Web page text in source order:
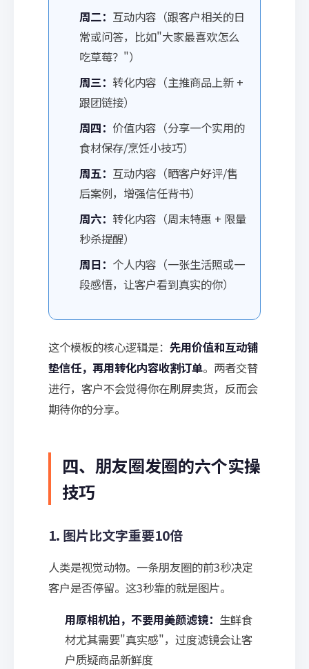
周二： 互动内容（跟客户相关的日
常或问答，比如"大家最喜欢怎么
吃草莓？"）
周三： 转化内容（主推商品上新 +
跟团链接）
周四： 价值内容（分享一个实用的
食材保存/烹饪小技巧）
周五： 互动内容（晒客户好评/售
后案例，增强信任背书）
周六： 转化内容（周末特惠 + 限量
秒杀提醒）
周日： 个人内容（一张生活照或一
段感悟，让客户看到真实的你）
这个模板的核心逻辑是： 先用价值和互动铺
垫信任，再用转化内容收割订单。两者交替
进行，客户不会觉得你在刷屏卖货，反而会
期待你的分享。
四、朋友圈发圈的六个实操
技巧
1. 图片比文字重要10倍
人类是视觉动物。一条朋友圈的前3秒决定
客户是否停留。这3秒靠的就是图片。
用原相机拍，不要用美颜滤镜： 生鲜食
材尤其需要"真实感"，过度滤镜会让客
户质疑商品新鲜度